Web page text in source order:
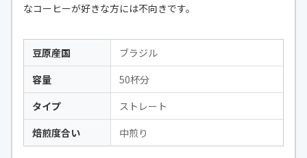
なコーヒーが好きな方には不向きです。
豆原産国
ブラジル
容量
50杯分
タイプ
ストレート
焙煎度合い
中煎り